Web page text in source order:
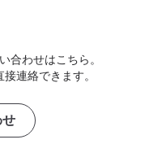
合わせはこちら。
連絡できます。
せ